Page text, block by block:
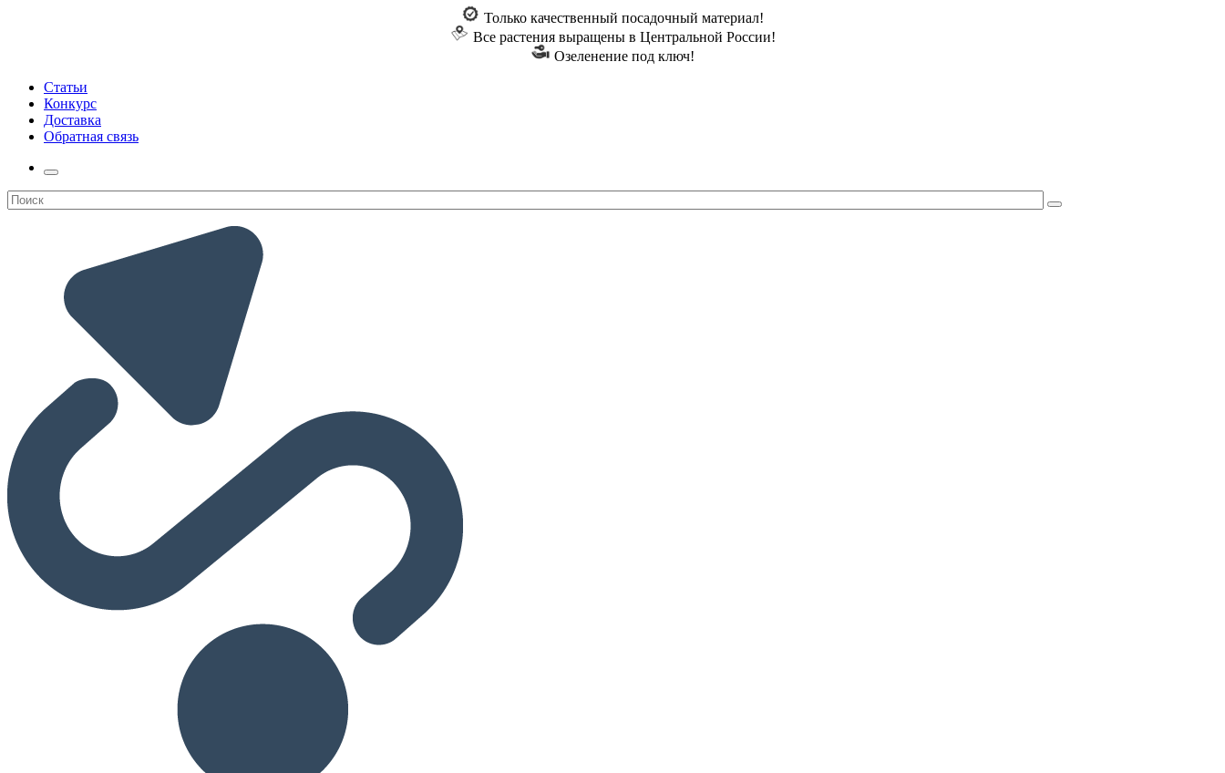
Только качественный посадочный материал!
Все растения выращены в Центральной России!
Озеленение под ключ!
Статьи
Конкурс
Доставка
Обратная связь